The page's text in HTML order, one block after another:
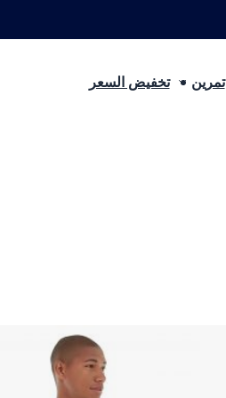
تمرين تخفيض السعر
Search